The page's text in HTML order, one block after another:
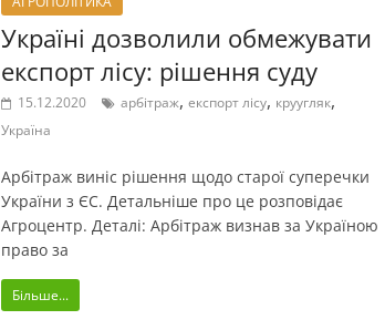
Україні дозволили обмежувати
експорт лісу: рішення суду
15.12.2020 арбітраж,експорт лісу, круугляк,
Україна
Арбітраж виніс рішення щодо старої суперечки
України з ЄС. Детальніше про це розповідає
Агроцентр. Деталі: Арбітраж визнав за Україною
право за
Більше...